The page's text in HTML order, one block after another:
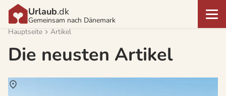
Urlaub.dk
Gemeinsam nach Dänemark
Hauptseite
Artikel
Die neusten Artikel